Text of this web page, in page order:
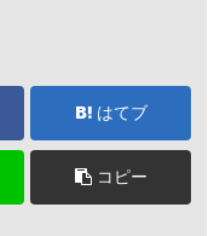
はてブ
コピー